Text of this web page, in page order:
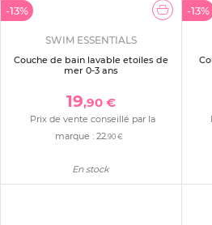
-13%
SWIM ESSENTIALS
Couche de bain lavable etoiles de
mer 0-3 ans
19,90 €
Prix de vente conseillé par la
marque :22 ,90 €
En stock
-13%